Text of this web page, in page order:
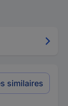
similaires